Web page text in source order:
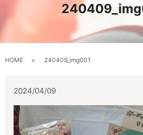
HOME 240409_img001
2024/04/09